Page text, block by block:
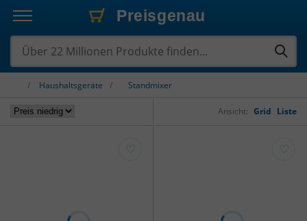
Preisgenau
Preisgenau
Preisgenau
Haushaltsgeräte Standmixer
Ansicht: Grid Liste
♡ ♡